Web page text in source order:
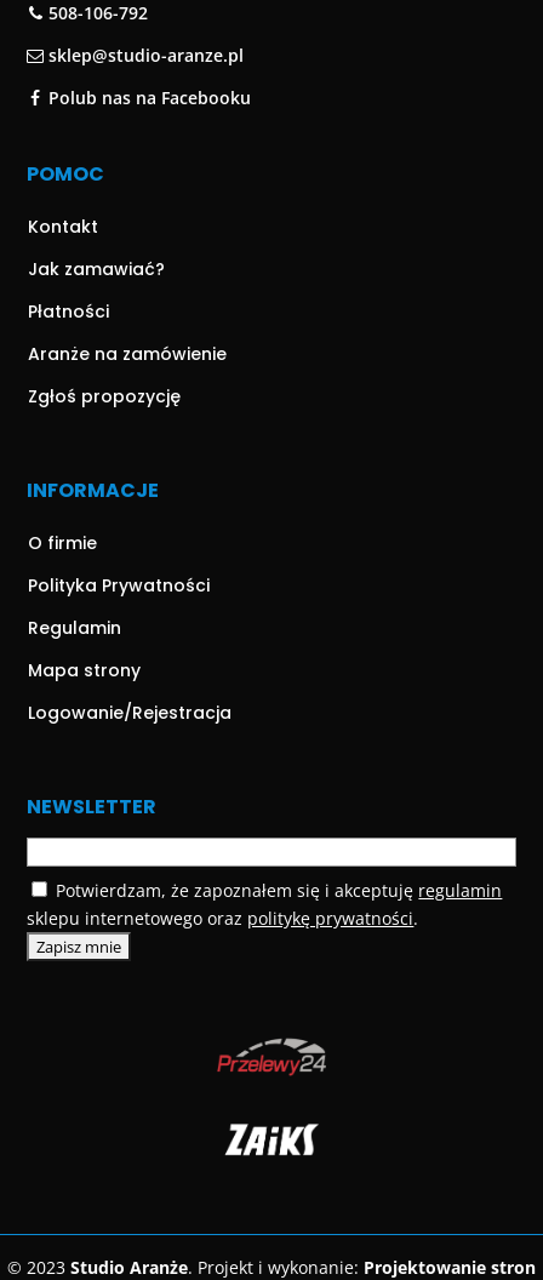
508-106-792
sklep@studio-aranze.pl
Polub nas na Facebooku
POMOC
Kontakt
Jak zamawiać?
Płatności
Aranże na zamówienie
Zgłoś propozycję
INFORMACJE
O firmie
Polityka Prywatności
Regulamin
Mapa strony
Logowanie/Rejestracja
NEWSLETTER
Potwierdzam, że zapoznałem się i akceptuję regulamin
sklepu internetowego oraz politykę prywatności.
© 2023 Studio Aranże. Projekt i wykonanie: Projektowanie stron